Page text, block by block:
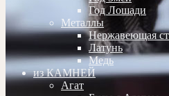
Год Лошади
Металлы
Нержавеющая
Латунь
Медь
из КАМНЕЙ
Агат